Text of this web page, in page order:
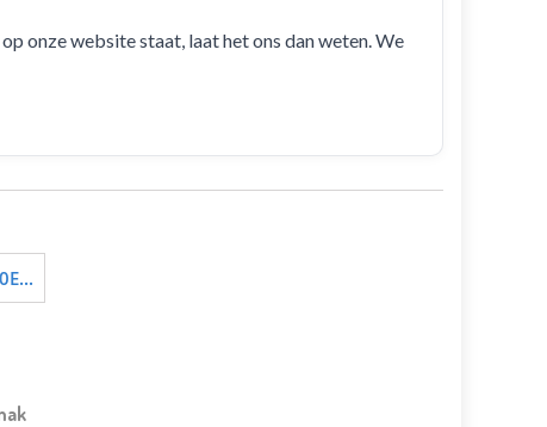
onze website staat, laat het ons dan weten. We